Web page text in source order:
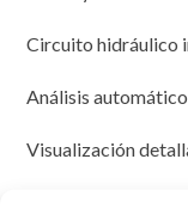
Circuito hidráulico
Análisis
Visualización